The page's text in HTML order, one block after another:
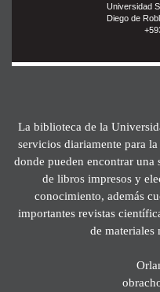
Universidad
Diego de
La biblioteca de la
servicios diariamente para
donde pueden encontrar
de libros impresos y
conocimiento, además
importantes revistas
de materiales